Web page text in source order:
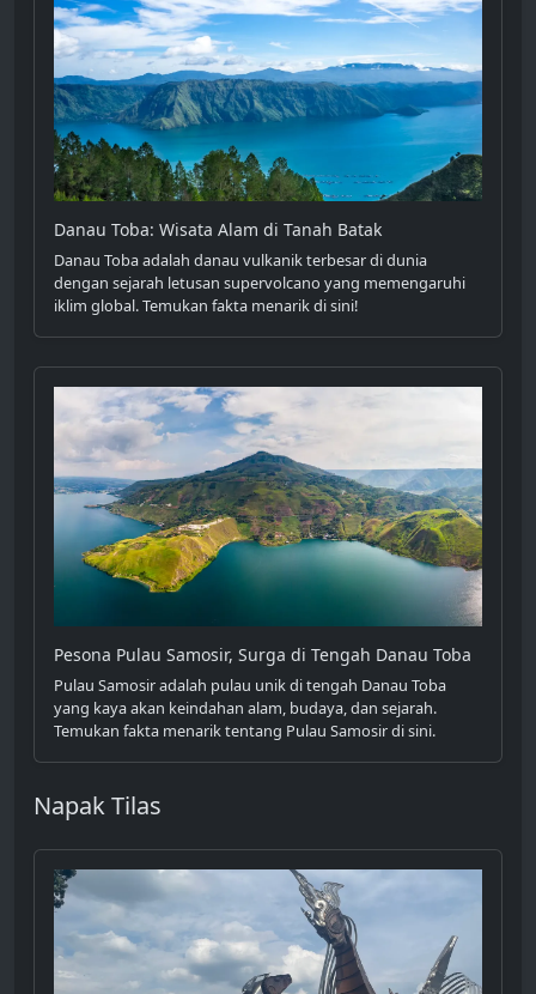
Danau Toba: Wisata Alam di Tanah Batak
Danau Toba adalah danau vulkanik terbesar di dunia
dengan sejarah letusan supervolcano yang memengaruhi
iklim global. Temukan fakta menarik di sini!
Pesona Pulau Samosir, Surga di Tengah Danau Toba
Pulau Samosir adalah pulau unik di tengah Danau Toba
yang kaya akan keindahan alam, budaya, dan sejarah.
Temukan fakta menarik tentang Pulau Samosir di sini.
Napak Tilas